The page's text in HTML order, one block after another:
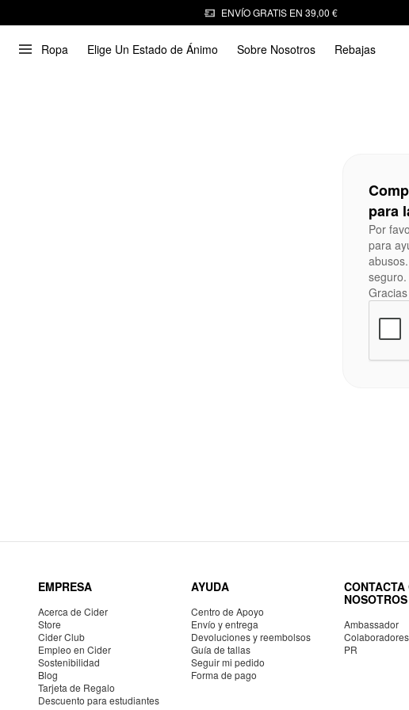
ENVÍO GRATIS EN 39,00 €
Ropa Elige Un Estado de Ánimo Sobre Nosotros Rebajas
para
Por
para
seguro.
EMPRESA
Acerca de Cider
Store
Cider Club
Empleo en Cider
Sostenibilidad
Blog
Tarjeta de Regalo
Descuento para estudiantes
AYUDA
Centro de Apoyo
Envío y entrega
Devoluciones y reembolsos
Guía de tallas
Seguir mi pedido
Forma de pago
CONTACTA
NOSOTROS
Ambassador
Colaboradores
PR